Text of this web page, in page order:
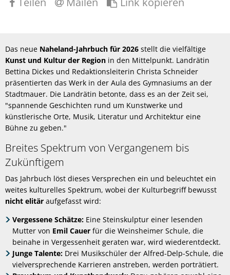
Das neue Naheland-Jahrbuch für 2026 stellt die vielfältige
Kunst und Kultur der Region in den Mittelpunkt. Landrätin
Bettina Dickes und Redaktionsleiterin Christa Schneider
präsentierten das Werk in der Aula des Gymnasiums an der
Stadtmauer. Die Landrätin betonte, dass es an der Zeit sei,
"spannende Geschichten rund um Kunstwerke und
künstlerische Orte, Musik, Literatur und Architektur eine
Bühne zu geben."
Breites Spektrum von Vergangenem bis
Zukünftigem
Das Jahrbuch löst dieses Versprechen ein und beleuchtet ein
weites kulturelles Spektrum, wobei der Kulturbegriff bewusst
nicht elitär aufgefasst wird:
Vergessene Schätze:Eine Steinskulptur einer lesenden
Mutter von Emil Cauer für die Weinsheimer Schule, die
beinahe in Vergessenheit geraten war, wird wiederentdeckt.
Junge Talente:Drei Musikschüler der Alfred-Delp-Schule, die
vielversprechende Karrieren anstreben, werden porträtiert.